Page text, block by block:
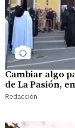
Cambiar algo
de La Pasión,
Redacción